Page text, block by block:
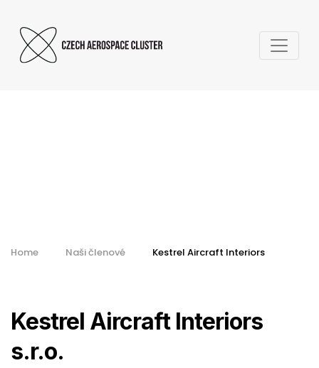
Home Naši členové Kestrel Aircraft Interiors
Kestrel Aircraft Interiors
s.r.o.